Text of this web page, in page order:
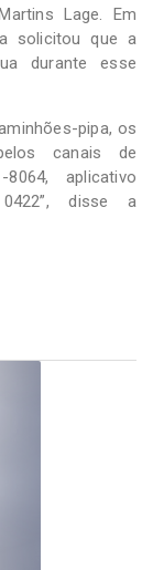
Lage. Em
solicitou que a
durante esse
pipa, os
canais de
8064, aplicativo
disse a